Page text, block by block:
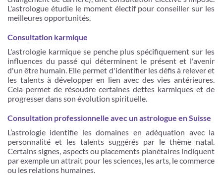
L'astrologue étudie le moment électif pour conseiller sur les
meilleures opportunités.
Consultation karmique
L'astrologie karmique se penche plus spécifiquement sur les
influences du passé qui déterminent le présent et l'avenir
d'un être humain. Elle permet d'identifier les défis à relever et
les talents à développer en lien avec des vies antérieures.
Cela permet de résoudre certaines dettes karmiques et de
progresser dans son évolution spirituelle.
Consultation professionnelle avec un astrologue en Suisse
L’astrologie identifie les domaines en adéquation avec la
personnalité et les talents suggérés par le thème natal.
Certains signes, aspects ou placements planétaires indiquent
par exemple un attrait pour les sciences, les arts, le commerce
ou les relations humaines.